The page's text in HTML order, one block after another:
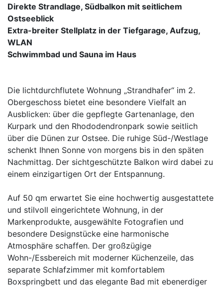
Direkte Strandlage, Südbalkon mit seitlichem
Ostseeblick
Extra-breiter Stellplatz in der Tiefgarage, Aufzug,
WLAN
Schwimmbad und Sauna im Haus
Die lichtdurchflutete Wohnung „Strandhafer“ im 2.
Obergeschoss bietet eine besondere Vielfalt an
Ausblicken: über die gepflegte Gartenanlage, den
Kurpark und den Rhododendronpark sowie seitlich
über die Dünen zur Ostsee. Die ruhige Süd-/Westlage
schenkt Ihnen Sonne von morgens bis in den späten
Nachmittag. Der sichtgeschützte Balkon wird dabei zu
einem einzigartigen Ort der Entspannung.
Auf 50 qm erwartet Sie eine hochwertig ausgestattete
und stilvoll eingerichtete Wohnung, in der
Markenprodukte, ausgewählte Fotografien und
besondere Designstücke eine harmonische
Atmosphäre schaffen. Der großzügige
Wohn-/Essbereich mit moderner Küchenzeile, das
separate Schlafzimmer mit komfortablem
Boxspringbett und das elegante Bad mit ebenerdiger